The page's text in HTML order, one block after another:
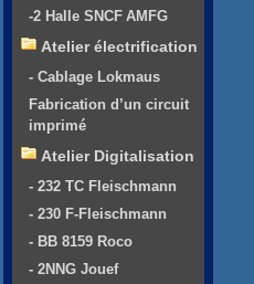
-2 Halle SNCF AMFG
Atelier électrification
- Cablage Lokmaus
Fabrication d’un circuit
imprimé
Atelier Digitalisation
- 232 TC Fleischmann
- 230 F-Fleischmann
- BB 8159 Roco
- 2NNG Jouef